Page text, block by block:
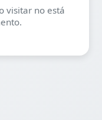
visitar no está